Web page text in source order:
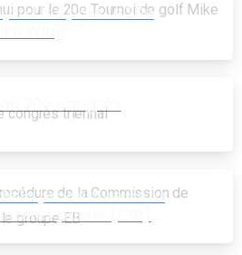
pour le 20e
Wing
20e congrès
la procédure de la
public (CIP)